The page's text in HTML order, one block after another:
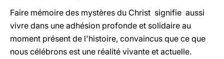
Faire mémoire des mystères du Christ signifie aussi
vivre dans une adhésion profonde et solidaire au
moment présent de l'histoire, convaincus que ce que
nous célébrons est une réalité vivante et actuelle.